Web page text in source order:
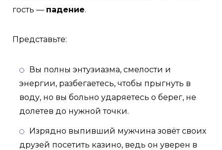
гость — падение.
Представьте:
Вы полны энтузиазма, смелости и
энергии, разбегаетесь, чтобы прыгнуть в
воду, но вы больно ударяетесь о берег, не
долетев до нужной точки.
Изрядно выпивший мужчина зовёт своих
друзей посетить казино, ведь он уверен в